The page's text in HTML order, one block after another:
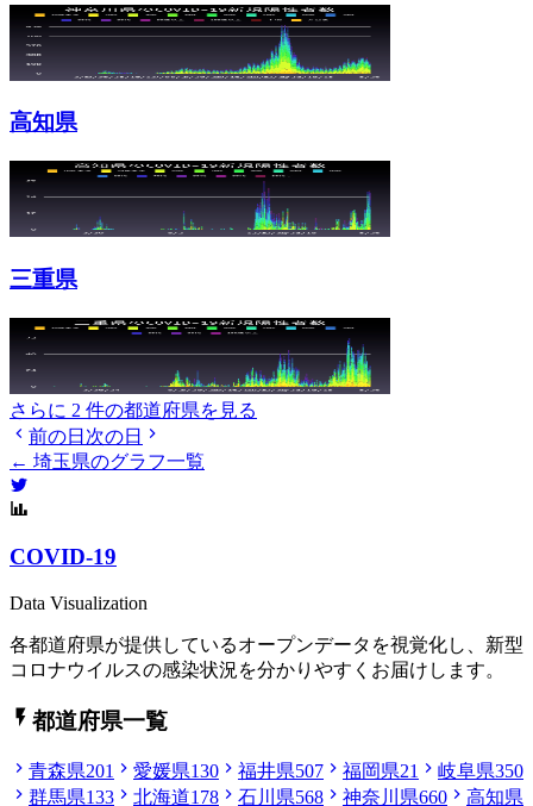
高知県
三重県
さらに 2 件の都道府県を見る
前の日 次の日
← 埼玉県のグラフ一覧
COVID-19
Data Visualization
各都道府県が提供しているオープンデータを視覚化し、新型
コロナウイルスの感染状況を分かりやすくお届けします。
都道府県一覧
青森県201 愛媛県130 福井県507 福岡県21 岐阜県350
群馬県133 北海道178 石川県568 神奈川県660 高知県